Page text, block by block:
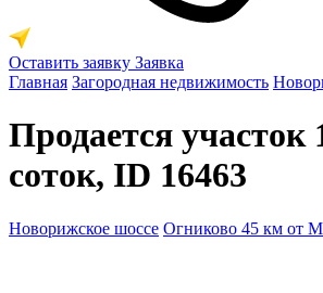
Оставить заявку Заявка
Главная Загородная недвижимость
Продается участок
соток, ID 16463
Новорижское шоссе Огниково 45 км от